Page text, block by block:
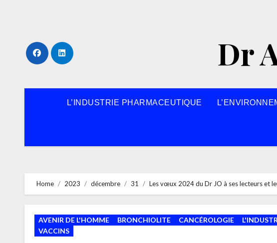
Dr
L’INDUSTRIE PHARMACEUTIQUE
Home 2023 décembre 31 Les vœux 2024 du Dr JO à ses lecteurs et
AVENIR DE L'HOMME BRONCHIOLITE CANCÉROLOGIE
VACCINS